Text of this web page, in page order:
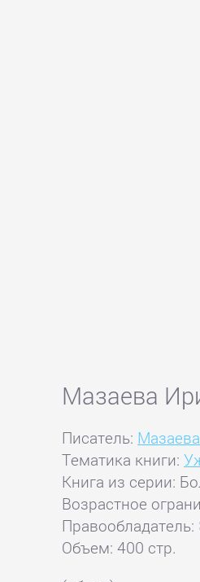
Мазаева
Писатель:
Тематика книги:
Книга из серии:
Возрастное
Объем: 400 стр.